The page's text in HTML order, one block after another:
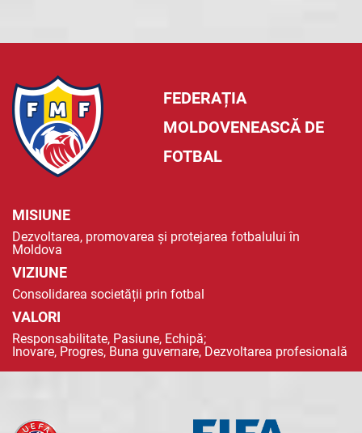
FEDERAȚIA
MOLDOVENEASCĂ DE
FOTBAL
MISIUNE
Dezvoltarea, promovarea și protejarea fotbalului în
Moldova
VIZIUNE
Consolidarea societății prin fotbal
VALORI
Responsabilitate, Pasiune, Echipă;
Inovare, Progres, Buna guvernare, Dezvoltarea profesională